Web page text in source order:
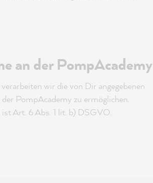
an der PompAcademy
wir die von Dir angegebenen
PompAcademy zu ermöglichen.
Art. 6 Abs. 1 lit. b) DSGVO.